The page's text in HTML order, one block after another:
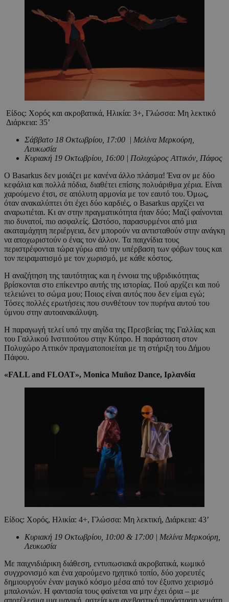
Είδος: Χορός και ακροβατικά, Ηλικία: 3+, Γλώσσα: Μη λεκτικό
Διάρκεια: 35’
Σάββατο 18 Οκτωβρίου, 17:00 | Μελίνα Μερκούρη,
Λευκωσία
Κυριακή 19 Οκτωβρίου, 16:00 | Πολυχώρος Αττικόν, Πάφος
Ο Basarkus δεν μοιάζει με κανένα άλλο πλάσμα! Ένα ον με δύο
κεφάλια και πολλά πόδια, διαθέτει επίσης πολυάριθμα χέρια. Είναι
χαρούμενο έτσι, σε απόλυτη αρμονία με τον εαυτό του. Όμως,
όταν ανακαλύπτει ότι έχει δύο καρδιές, ο Basarkus αρχίζει να
αναρωτιέται. Κι αν στην πραγματικότητα ήταν δύο; Μαζί φαίνονται
πιο δυνατοί, πιο ασφαλείς. Ωστόσο, παρασυρμένοι από μια
ακαταμάχητη περιέργεια, δεν μπορούν να αντισταθούν στην ανάγκη
να αποχωριστούν ο ένας τον άλλον. Τα παιχνίδια τους
περιστρέφονται τώρα γύρω από την υπέρβαση των φόβων τους και
τον πειραματισμό με τον χωρισμό, με κάθε κόστος.
Η αναζήτηση της ταυτότητας και η έννοια της υβριδικότητας
βρίσκονται στο επίκεντρο αυτής της ιστορίας. Πού αρχίζει και πού
τελειώνει το σώμα μου; Ποιος είναι αυτός που δεν είμαι εγώ;
Τόσες πολλές ερωτήσεις που συνθέτουν τον πυρήνα αυτού του
ύμνου στην αυτοανακάλυψη.
Η παραγωγή τελεί υπό την αιγίδα της Πρεσβείας της Γαλλίας και
του Γαλλικού Ινστιτούτου στην Κύπρο. Η παράσταση στον
Πολυχώρο Αττικόν πραγματοποιείται με τη στήριξη του Δήμου
Πάφου.
«FALL and FLOAT», Monica Muñoz Dance, Ιρλανδία
Είδος: Χορός, Ηλικία: 4+, Γλώσσα: Μη λεκτική, Διάρκεια: 43’
Κυριακή 19 Οκτωβρίου, 10:00 & 17:00 | Μελίνα Μερκούρη,
Λευκωσία
Με παιχνιδιάρικη διάθεση, εντυπωσιακά ακροβατικά, κωμικό
συγχρονισμό και ένα χαρούμενο ηχητικό τοπίο, δύο χορευτές
δημιουργούν έναν μαγικό κόσμο μέσα από τον έξυπνο χειρισμό
μπαλονιών. Η φαντασία τους φαίνεται να μην έχει όρια – με